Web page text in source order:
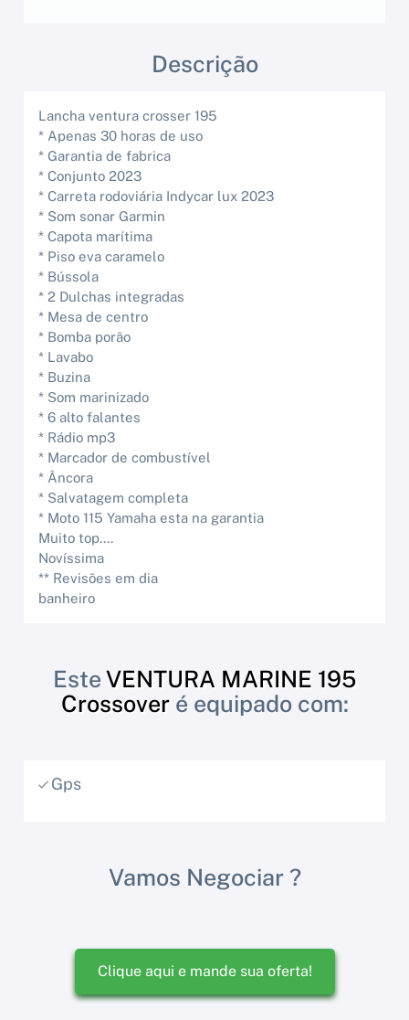
Descrição
Lancha ventura crosser 195
* Apenas 30 horas de uso
* Garantia de fabrica
* Conjunto 2023
* Carreta rodoviária Indycar lux 2023
* Som sonar Garmin
* Capota marítima
* Piso eva caramelo
* Bússola
* 2 Dulchas integradas
* Mesa de centro
* Bomba porão
* Lavabo
* Buzina
* Som marinizado
* 6 alto falantes
* Rádio mp3
* Marcador de combustível
* Âncora
* Salvatagem completa
* Moto 115 Yamaha esta na garantia
Muito top....
Novíssima
** Revisões em dia
banheiro
Este VENTURA MARINE 195
Crossoveré equipado com:
Gps
Vamos Negociar ?
Clique aqui e mande sua oferta!